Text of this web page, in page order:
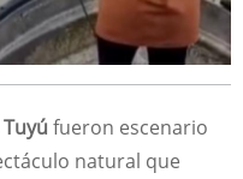
fueron escenario
natural que